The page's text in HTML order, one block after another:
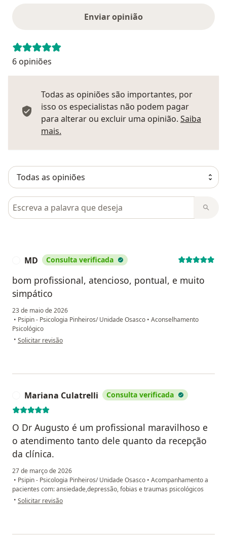
Enviar opinião
6 opiniões
Todas as opiniões são importantes, por
isso os especialistas não podem pagar
para alterar ou excluir uma opinião. Saiba
mais.
Pesquisar em opiniões
MD Consulta verificada
bom profissional, atencioso, pontual, e muito
simpático
23 de maio de 2026
• Psipin - Psicologia Pinheiros/ Unidade Osasco • Aconselhamento
Psicológico
• na opinião do utilizador MD
Solicitar revisão
Mariana Culatrelli Consulta verificada
O Dr Augusto é um profissional maravilhoso e
o atendimento tanto dele quanto da recepção
da clínica.
27 de março de 2026
• Psipin - Psicologia Pinheiros/ Unidade Osasco • Acompanhamento a
pacientes com: ansiedade,depressão, fobias e traumas psicológicos
• na opinião do utilizador Mariana Culatrelli
Solicitar revisão